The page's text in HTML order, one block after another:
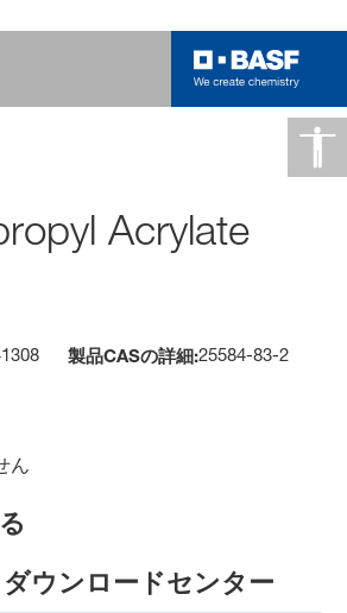
Acrylate
製品CASの詳細:25584-83-2
ん
ウンロードセンター